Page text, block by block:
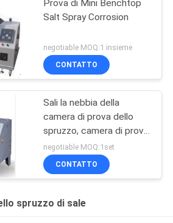
Prova di Mini Benchtop
Salt Spray Corrosion
negotiable MOQ:1 insieme
CONTATTO
Sali la nebbia della
camera di prova dello
spruzzo, camera di prova
dello spruzzo di sale di
spruzzatura di sale
negotiable MOQ:1set
CONTATTO
spruzzo di sale